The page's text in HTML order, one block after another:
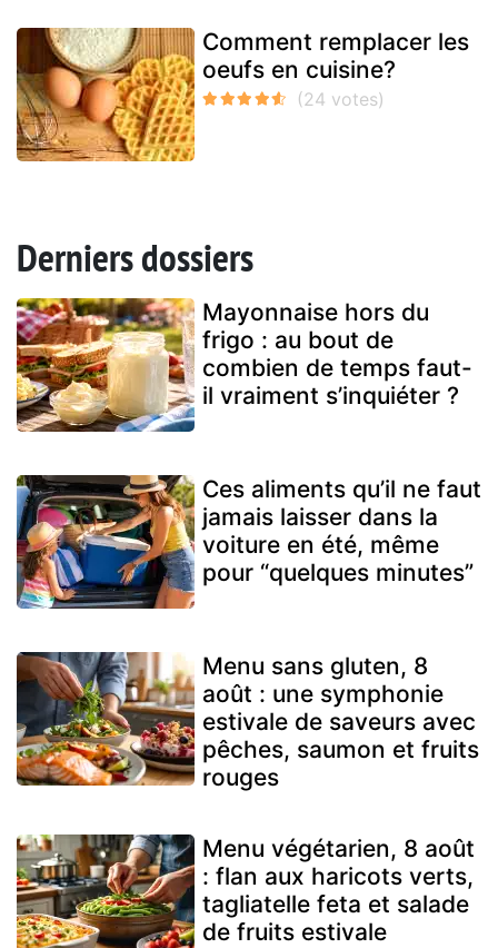
Comment remplacer les
oeufs en cuisine?
Derniers dossiers
Mayonnaise hors du
frigo : au bout de
combien de temps faut-
il vraiment s’inquiéter ?
Ces aliments qu’il ne faut
jamais laisser dans la
voiture en été, même
pour “quelques minutes”
Menu sans gluten, 8
août : une symphonie
estivale de saveurs avec
pêches, saumon et fruits
rouges
Menu végétarien, 8 août
: flan aux haricots verts,
tagliatelle feta et salade
de fruits estivale